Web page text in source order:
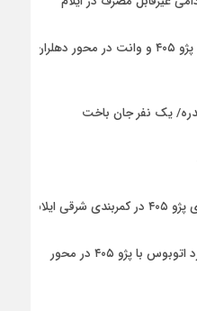
۳ مصدوم در تصادف دو خودرو پژو ۴۰۵ و وانت در محور دهلران-
۳ کشته و یک مصدوم در برخورد اتوبوس با پژو ۴۰۵ در محور